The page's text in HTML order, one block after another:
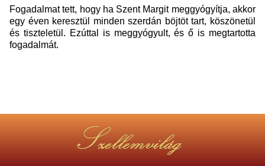
Fogadalmat tett, hogy ha Szent Margit meggyógyítja, akkor
egy éven keresztül minden szerdán böjtöt tart, köszönetül
és tiszteletül. Ezúttal is meggyógyult, és ő is megtartotta
fogadalmát.